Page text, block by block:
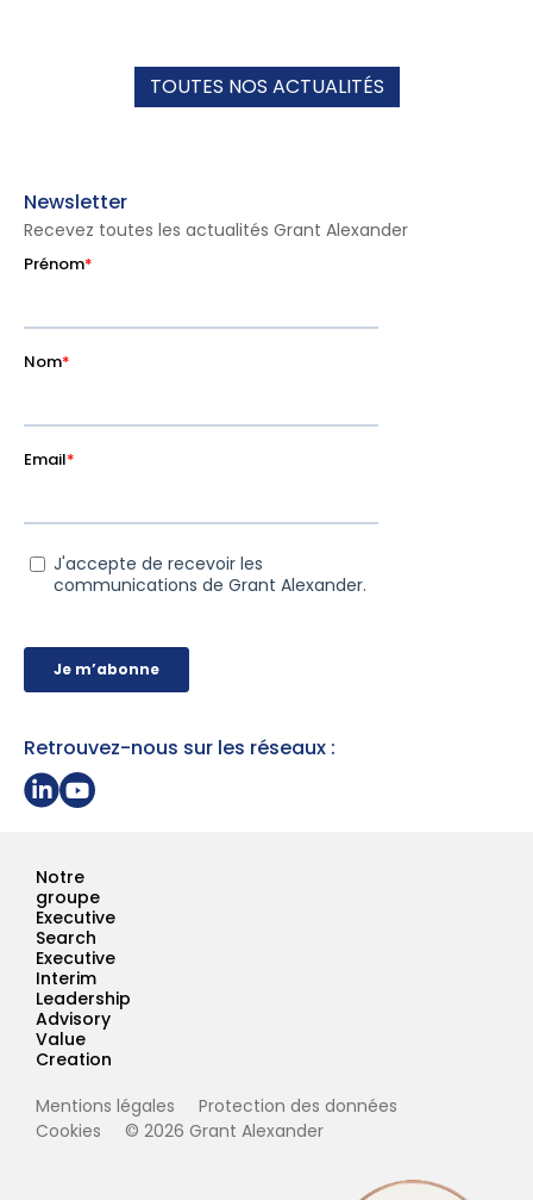
TOUTES NOS ACTUALITÉS
Newsletter
Recevez toutes les actualités Grant Alexander
Retrouvez-nous sur les réseaux :
Partager sur Linkedin
Page Youtube Grant Alexander
Notre
groupe
Executive
Search
Executive
Interim
Leadership
Advisory
Value
Creation
Mentions légales
Protection des données
Cookies
© 2026 Grant Alexander